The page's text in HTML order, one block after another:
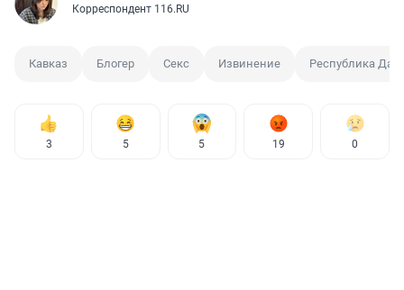
Корреспондент 116.RU
Кавказ Блогер Секс Извинение Республика
3 5 5 19 0